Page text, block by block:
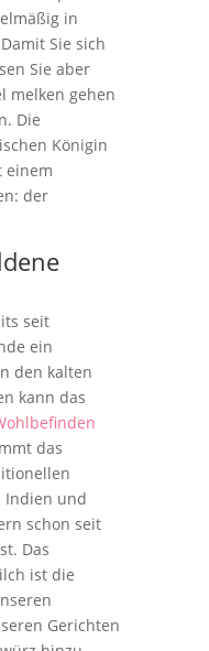
in
Sie sich
Sie aber
melken gehen
Die
Königin
einem
der
seit
ein
den kalten
kann das
das
Indien und
schon seit
Das
ist die
Gerichten